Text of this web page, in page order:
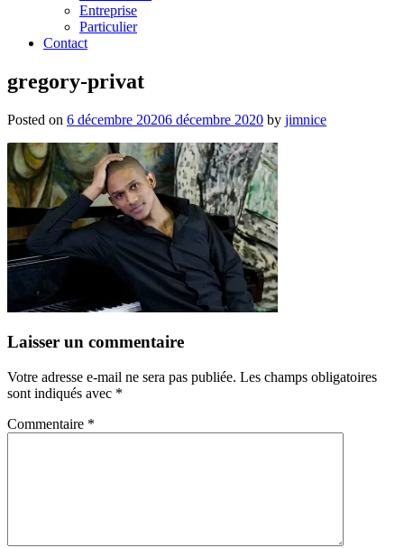
Entreprise
Particulier
Contact
gregory-privat
Posted on 6 décembre 20206 décembre 2020 by jimnice
Laisser un commentaire
Votre adresse e-mail ne sera pas publiée. Les champs obligatoires
sont indiqués avec *
Commentaire *